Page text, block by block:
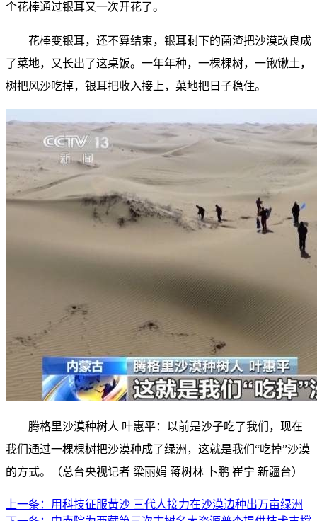
个花棒通过银耳又一次开花了。
花棒变银耳，还不算结束，银耳剩下的菌渣把沙漠改良成
了菜地，又长出了这桌饭。一年年种，一棵棵树，一锹锹土，
树把风沙吃掉，银耳把收入接上，菜地把日子稳住。
腾格里沙漠种树人 叶惠平：以前是沙子吃了我们，现在
我们通过一棵棵树把沙漠种成了绿洲，这就是我们“吃掉”沙漠
的方式。
（总台央视记者 梁丽娟 蒋树林 卜鹏 崔宁 新疆台）
上一条： 用科技征服黄沙 三代人接力在沙漠边种出万亩绿洲